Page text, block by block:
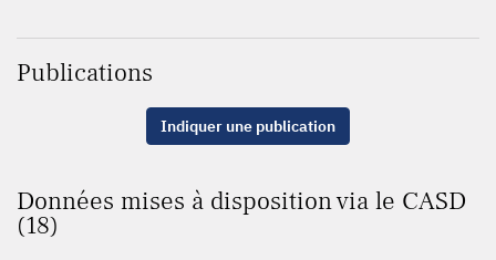
Publications
Indiquer une publication
Données mises à disposition via le CASD
(18)